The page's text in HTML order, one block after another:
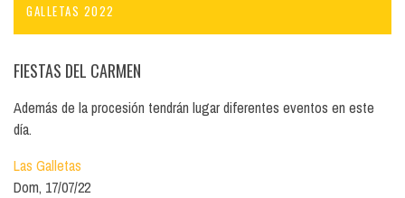
GALLETAS 2022
FIESTAS DEL CARMEN
Además de la procesión tendrán lugar diferentes eventos en este
día.
Las Galletas
Dom, 17/07/22